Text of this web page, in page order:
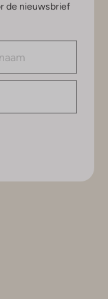
de nieuwsbrief